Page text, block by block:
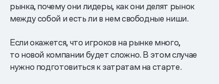
рынка, почему они лидеры, как они делят рынок
между собой и есть ли в нем свободные ниши.
Если окажется, что игроков на рынке много,
то новой компании будет сложно. В этом случае
нужно подготовиться к затратам на старте.